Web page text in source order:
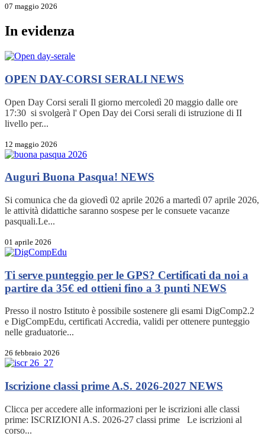
07 maggio 2026
In evidenza
OPEN DAY-CORSI SERALI NEWS
Open Day Corsi serali Il giorno mercoledì 20 maggio dalle ore
17:30 si svolgerà l' Open Day dei Corsi serali di istruzione di II
livello per...
12 maggio 2026
Auguri Buona Pasqua! NEWS
Si comunica che da giovedì 02 aprile 2026 a martedì 07 aprile 2026,
le attività didattiche saranno sospese per le consuete vacanze
pasquali.Le...
01 aprile 2026
Ti serve punteggio per le GPS? Certificati da noi a
partire da 35€ ed ottieni fino a 3 punti NEWS
Presso il nostro Istituto è possibile sostenere gli esami DigComp2.2
e DigCompEdu, certificati Accredia, validi per ottenere punteggio
nelle graduatorie...
26 febbraio 2026
Iscrizione classi prime A.S. 2026-2027 NEWS
Clicca per accedere alle informazioni per le iscrizioni alle classi
prime: ISCRIZIONI A.S. 2026-27 classi prime Le iscrizioni al
corso...